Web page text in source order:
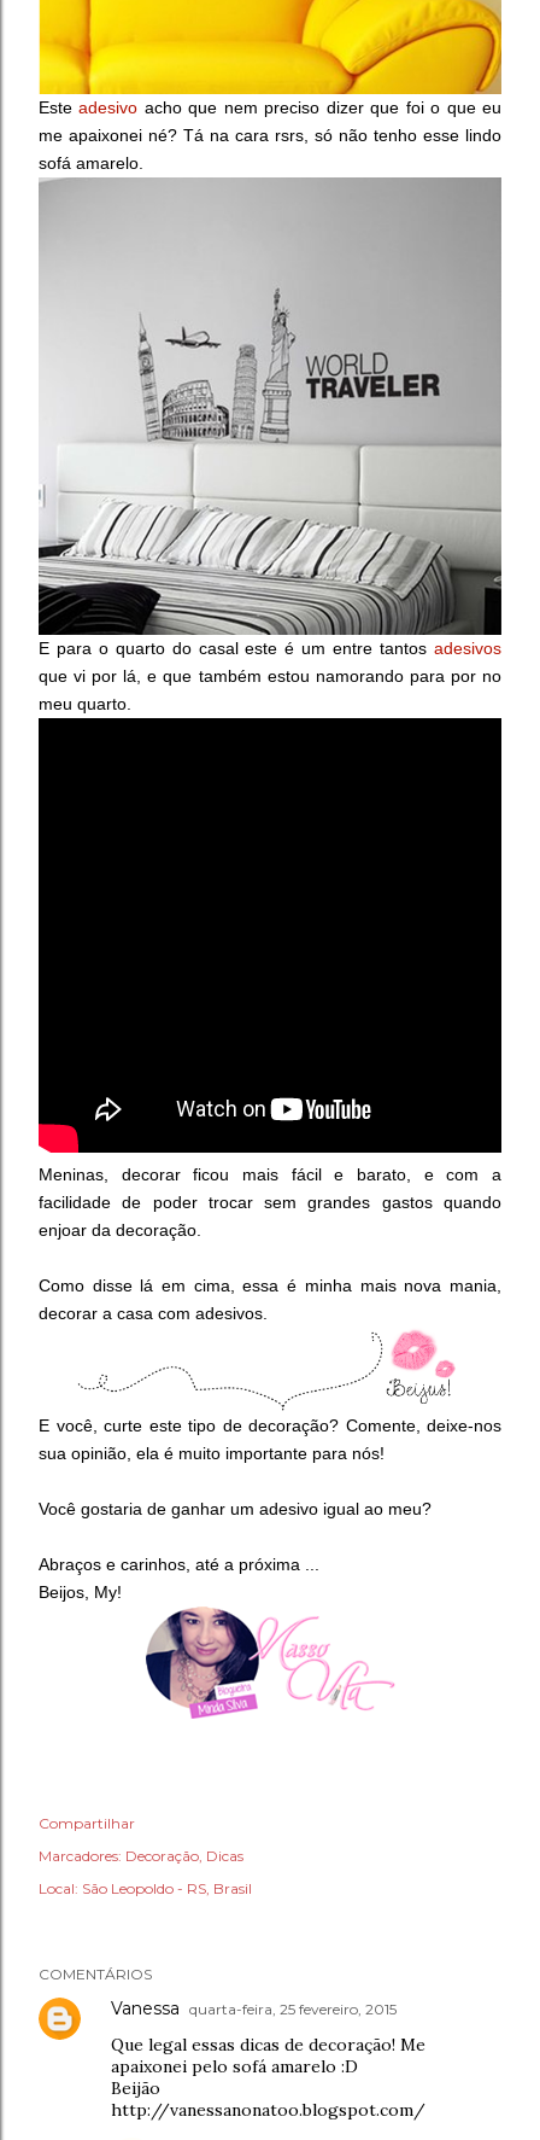
Esteadesivo acho que nem preciso dizer que foi o que eu
me apaixonei né? Tá na cara rsrs, só não tenho esse lindo
sofá amarelo.
E para o quarto do casal este é um entre tantos adesivos
que vi por lá, e que também estou namorando para por no
meu quarto.
Meninas, decorar ficou mais fácil e barato, e com a
facilidade de poder trocar sem grandes gastos quando
enjoar da decoração.
Como disse lá em cima, essa é minha mais nova mania,
decorar a casa com adesivos.
E você, curte este tipo de decoração? Comente, deixe-nos
sua opinião, ela é muito importante para nós!
Você gostaria de ganhar um adesivo igual ao meu?
Abraços e carinhos, até a próxima ...
Beijos, My!
Compartilhar
Marcadores: Decoração Dicas
Local: São Leopoldo - RS, Brasil
COMENTÁRIOS
Vanessa quarta-feira, 25 fevereiro, 2015
Que legal essas dicas de decoração! Me
apaixonei pelo sofá amarelo :D
Beijão
http://vanessanonatoo.blogspot.com/